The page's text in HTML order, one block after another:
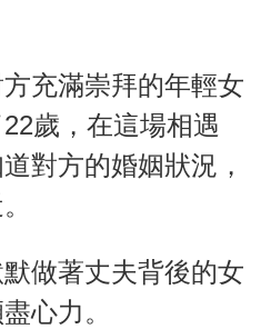
充滿崇拜的年輕女
歲，在這場相遇
對方的婚姻狀況，
做著丈夫背後的女
心力。